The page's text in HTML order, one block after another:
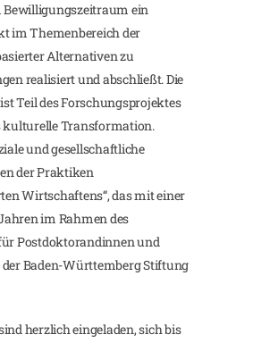
ein
im Themenbereich der
Alternativen zu
realisiert und abschließt. Die
Teil des Forschungsprojektes
kulturelle Transformation.
und gesellschaftliche
der Praktiken
Wirtschaftens“, das mit einer
im Rahmen des
Postdoktorandinnen und
Baden-Württemberg Stiftung
herzlich eingeladen, sich bis